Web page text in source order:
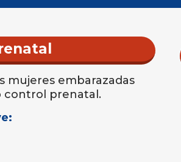
mujeres embarazadas
control prenatal.